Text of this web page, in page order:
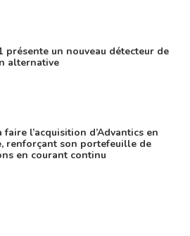
présente un nouveau détecteur de
alternative
faire l’acquisition d’Advantics en
renforçant son portefeuille de
en courant continu